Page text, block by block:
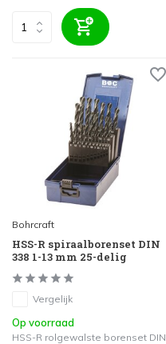
Bohrcraft
HSS-R spiraalborenset DIN
338 1-13 mm 25-delig
Vergelijk
Op voorraad
HSS-R rolgewalste borenset DIN